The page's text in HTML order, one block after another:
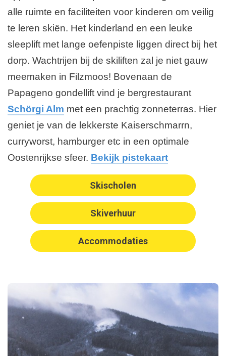
alle ruimte en faciliteiten voor kinderen om veilig
te leren skiën. Het kinderland en een leuke
sleeplift met lange oefenpiste liggen direct bij het
dorp. Wachtrijen bij de skiliften zal je niet gauw
meemaken in Filzmoos! Bovenaan de
Papageno gondellift vind je bergrestaurant
Schörgi Alm met een prachtig zonneterras. Hier
geniet je van de lekkerste Kaiserschmarrn,
curryworst, hamburger etc in een optimale
Oostenrijkse sfeer. Bekijk pistekaart
Skischolen
Skiverhuur
Accommodaties